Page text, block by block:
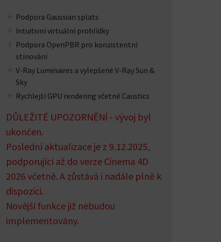
Podpora Gaussian splats
Intuitivní virtuální prohlídky
Podpora OpenPBR pro konzistentní
stínování
V-Ray Luminaires a vylepšené V-Ray Sun &
Sky
Rychlejší GPU rendering včetně Caustics
DŮLEŽITÉ UPOZORNĚNÍ - vývoj byl
ukončen.
Poslední aktualizace je z 9.12.2025,
podporující až do verze Cinema 4D
2026 včetně. A zůstává i nadále plně k
dispozici.
Novější funkce již nebudou
implementovány.